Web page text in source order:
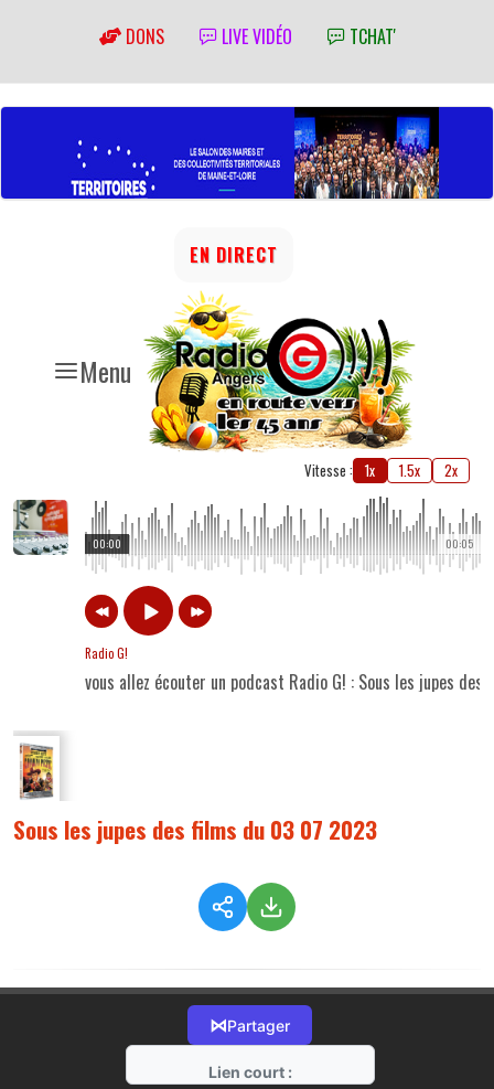
DONS LIVE VIDÉO TCHAT'
Menu
EN DIRECT
Vitesse : 1x 1.5x 2x
00:05
00:00
Radio G!
vous allez écouter un podcast Radio G! : Sous les jupes
Sous les jupes des films du 03 07 2023
⋈Partager
Lien court :